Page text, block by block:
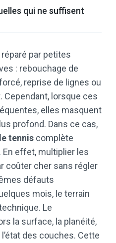
qui ne suffisent
par petites
: rebouchage de
reprise de lignes ou
Cependant, lorsque ces
elles masquent
profond. Dans ce cas,
tennis complète
effet, multiplier les
coûter cher sans régler
défauts
mois, le terrain
Le
la surface, la planéité,
l’état des couches. Cette